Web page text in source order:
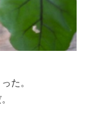
た。